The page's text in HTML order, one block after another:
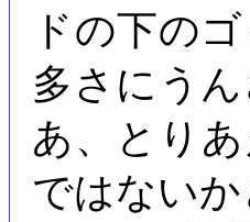
ドの下の
多さにう
あ、とり
ではない